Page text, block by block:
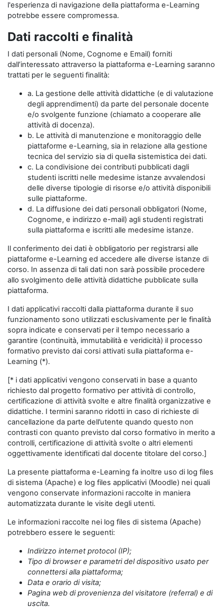
l'esperienza di navigazione della piattaforma e-Learning
potrebbe essere compromessa.
Dati raccolti e finalità
I dati personali (Nome, Cognome e Email) forniti
dall’interessato attraverso la piattaforma e-Learning saranno
trattati per le seguenti finalità:
a. La gestione delle attività didattiche (e di valutazione
degli apprendimenti) da parte del personale docente
e/o svolgente funzione (chiamato a cooperare alle
attività di docenza).
b. Le attività di manutenzione e monitoraggio delle
piattaforme e-Learning, sia in relazione alla gestione
tecnica del servizio sia di quella sistemistica dei dati.
c. La condivisione dei contributi pubblicati dagli
studenti iscritti nelle medesime istanze avvalendosi
delle diverse tipologie di risorse e/o attività disponibili
sulle piattaforme.
d. La diffusione dei dati personali obbligatori (Nome,
Cognome, e indirizzo e-mail) agli studenti registrati
sulla piattaforma e iscritti alle medesime istanze.
Il conferimento dei dati è obbligatorio per registrarsi alle
piattaforme e-Learning ed accedere alle diverse istanze di
corso. In assenza di tali dati non sarà possibile procedere
allo svolgimento delle attività didattiche pubblicate sulla
piattaforma.
I dati applicativi raccolti dalla piattaforma durante il suo
funzionamento sono utilizzati esclusivamente per le finalità
sopra indicate e conservati per il tempo necessario a
garantire (continuità, immutabilità e veridicità) il processo
formativo previsto dai corsi attivati sulla piattaforma e-
Learning (*).
[* i dati applicativi vengono conservati in base a quanto
richiesto dal progetto formativo per attività di controllo,
certificazione di attività svolte e altre finalità organizzative e
didattiche. I termini saranno ridotti in caso di richieste di
cancellazione da parte dell’utente quando questo non
contrasti con quanto previsto dal corso formativo in merito a
controlli, certificazione di attività svolte o altri elementi
oggettivamente identificati dal docente titolare del corso.]
La presente piattaforma e-Learning fa inoltre uso di log files
di sistema (Apache) e log files applicativi (Moodle) nei quali
vengono conservate informazioni raccolte in maniera
automatizzata durante le visite degli utenti.
Le informazioni raccolte nei log files di sistema (Apache)
potrebbero essere le seguenti:
Indirizzo internet protocol (IP);
Tipo di browser e parametri del dispositivo usato per
connettersi alla piattaforma;
Data e orario di visita;
Pagina web di provenienza del visitatore (referral) e di
uscita.